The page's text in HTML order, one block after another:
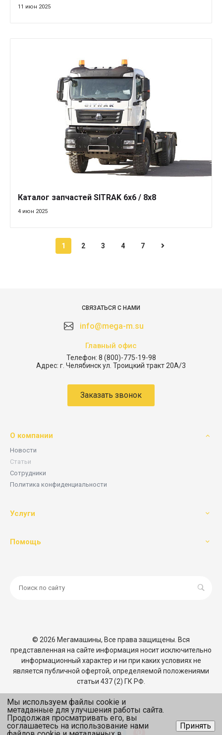
11 июн 2025
Каталог запчастей SITRAK 6x6 / 8x8
4 июн 2025
1 2 3 4 7
СВЯЗАТЬСЯ С НАМИ
info@mega-m.su
Главный офис
Телефон: 8 (800)-775-19-98
Адрес: г. Челябинск ул. Троицкий тракт 20А/3
Заказать звонок
О компании
Новости
Статьи
Сотрудники
Политика конфиденциальности
Услуги
Помощь
© 2026 Мегамашины, Все права защищены. Вся
представленная на сайте информация носит исключительно
информационный характер и ни при каких условиях не
является публичной офертой, определяемой положениями
статьи 437 (2) ГК РФ.
Мы используем файлы cookie и
метаданные для улучшения работы сайта.
Продолжая просматривать его, вы
соглашаетесь на использование нами
Принять